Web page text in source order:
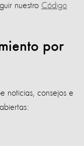
nuestro Código
por
noticias, consejos e